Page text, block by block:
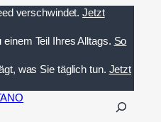
verschwindet. Jetzt
Teil Ihres Alltags. So
was Sie täglich tun. Jetzt